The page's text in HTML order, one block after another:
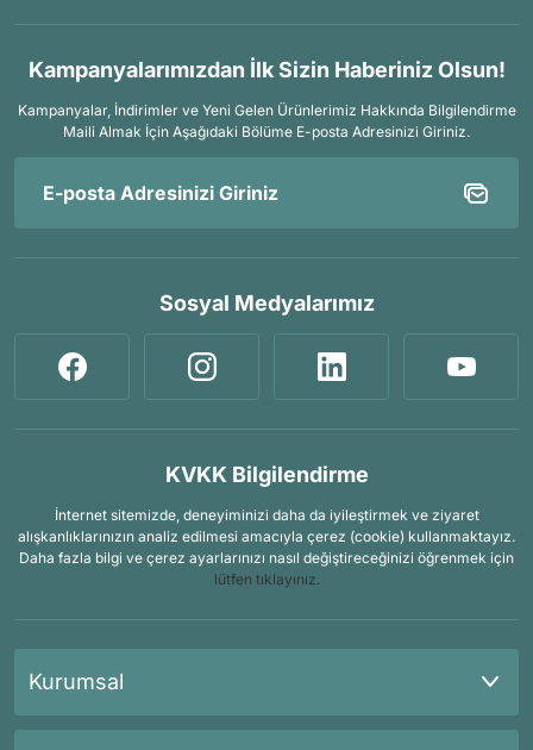
Kampanyalarımızdan İlk Sizin Haberiniz Olsun!
Kampanyalar, İndirimler ve Yeni Gelen Ürünlerimiz Hakkında Bilgilendirme
Maili Almak İçin Aşağıdaki Bölüme E-posta Adresinizi Giriniz.
Sosyal Medyalarımız
KVKK Bilgilendirme
İnternet sitemizde, deneyiminizi daha da iyileştirmek ve ziyaret
alışkanlıklarınızın analiz edilmesi amacıyla çerez (cookie) kullanmaktayız.
Daha fazla bilgi ve çerez ayarlarınızı nasıl değiştireceğinizi öğrenmek için
lütfen tıklayınız.
Kurumsal